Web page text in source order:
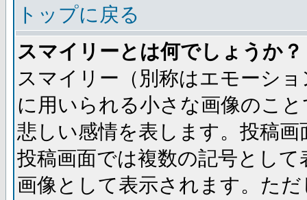
トップに戻る
スマイリーとは何でしょうか？
スマイリー（別称はエモーシ
に用いられる小さな画像のこ
悲しい感情を表します。投稿
投稿画面では複数の記号とし
画像として表示されます。た